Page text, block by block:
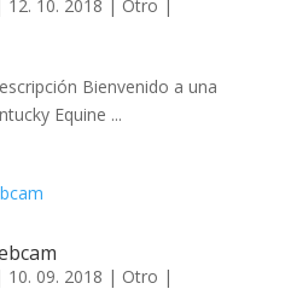
12. 10. 2018 | Otro |
Bienvenido a una
Equine ...
10. 09. 2018 | Otro |